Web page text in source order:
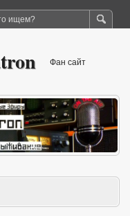
Фан сайт